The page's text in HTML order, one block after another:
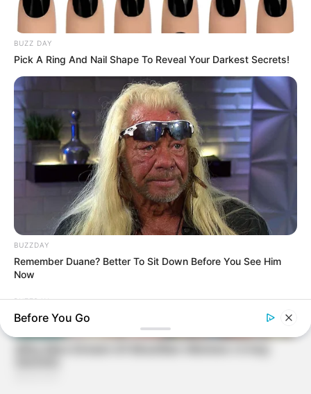
BUZZ DAY
Pick A Ring And Nail Shape To Reveal Your Darkest Secrets!
BUZZDAY
Remember Duane? Better To Sit Down Before You See Him
Now
BUZZDAY
Eagle Catches Pet Bunny In Yard -Watch What The Neighbor
Before You Go